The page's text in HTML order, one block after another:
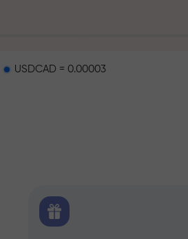
USDCAD = 0.00003